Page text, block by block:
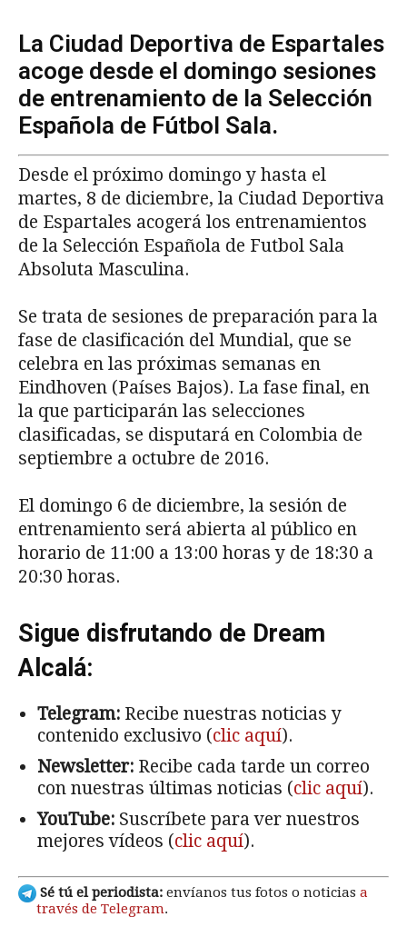
La Ciudad Deportiva de Espartales
acoge desde el domingo sesiones
de entrenamiento de la Selección
Española de Fútbol Sala.
Desde el próximo domingo y hasta el
martes, 8 de diciembre, la Ciudad Deportiva
de Espartales acogerá los entrenamientos
de la Selección Española de Futbol Sala
Absoluta Masculina.
Se trata de sesiones de preparación para la
fase de clasificación del Mundial, que se
celebra en las próximas semanas en
Eindhoven (Países Bajos). La fase final, en
la que participarán las selecciones
clasificadas, se disputará en Colombia de
septiembre a octubre de 2016.
El domingo 6 de diciembre, la sesión de
entrenamiento será abierta al público en
horario de 11:00 a 13:00 horas y de 18:30 a
20:30 horas.
Sigue disfrutando de Dream
Alcalá:
Telegram: Recibe nuestras noticias y
contenido exclusivo (clic aquí).
Newsletter: Recibe cada tarde un correo
con nuestras últimas noticias (clic aquí).
YouTube: Suscríbete para ver nuestros
mejores vídeos (clic aquí).
Sé tú el periodista: envíanos tus fotos o noticias a
través de Telegram.